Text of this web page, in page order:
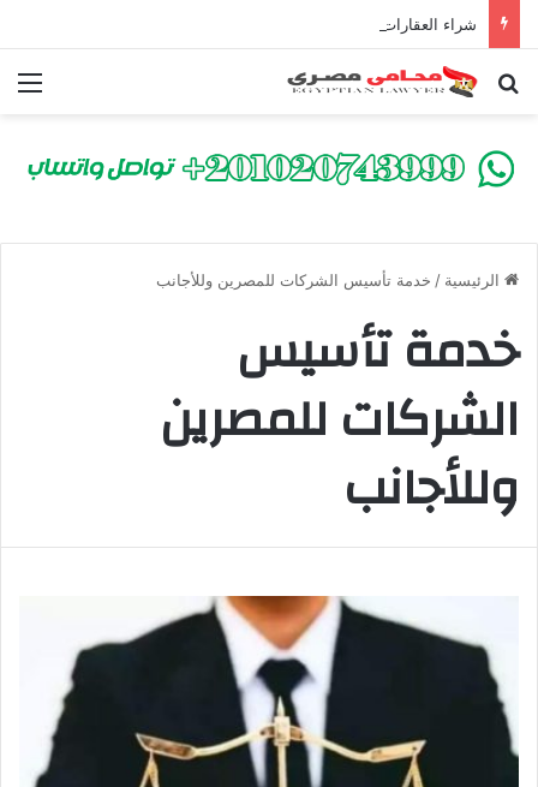
بحث عن
الرئيسية / خدمة تأسيس الشركات للمصرين وللأجانب
خدمة تأسيس
الشركات للمصرين
وللأجانب